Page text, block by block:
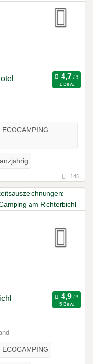
1 Bew.
ECOCAMPING
145
5 Bew.
ECOCAMPING